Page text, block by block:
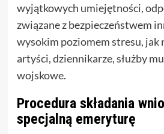
wyjątkowych umiejętności,
związane z bezpieczeństwem
wysokim poziomem stresu, jak
artyści, dziennikarze, służby
wojskowe.
Procedura składania
specjalną emeryturę